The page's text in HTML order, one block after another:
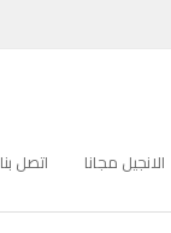
الانجيل مجانا اتصل بنا